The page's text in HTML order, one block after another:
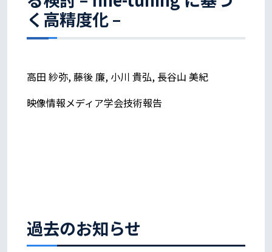
過去のお知らせ
く高精度化 –
高田 紗弥, 藤後 廉, 小川 貴弘, 長谷山 美紀
映像情報メディア学会技術報告